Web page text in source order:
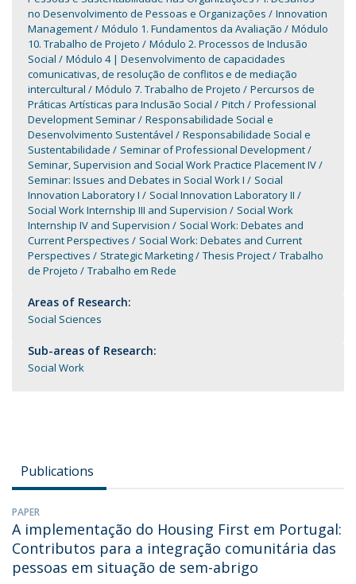
no Desenvolvimento de Pessoas e Organizações
Innovation
Management
Módulo 1. Fundamentos da Avaliação
Módulo
10. Trabalho de Projeto
Módulo 2. Processos de Inclusão
Social
Módulo 4 | Desenvolvimento de capacidades
comunicativas, de resolução de conflitos e de mediação
intercultural
Módulo 7. Trabalho de Projeto
Percursos de
Práticas Artísticas para Inclusão Social
Pitch
Professional
Development Seminar
Responsabilidade Social e
Desenvolvimento Sustentável
Responsabilidade Social e
Sustentabilidade
Seminar of Professional Development
Seminar, Supervision and Social Work Practice Placement IV
Seminar: Issues and Debates in Social Work I
Social
Innovation Laboratory I
Social Innovation Laboratory II
Social Work Internship III and Supervision
Social Work
Internship IV and Supervision
Social Work: Debates and
Current Perspectives
Social Work: Debates and Current
Perspectives
Strategic Marketing Thesis Project
Trabalho
de Projeto
Trabalho em Rede
Areas of Research:
Social Sciences
Sub-areas of Research:
Social Work
Publications
PAPER
A implementação do Housing First em Portugal:
Contributos para a integração comunitária das
pessoas em situação de sem-abrigo